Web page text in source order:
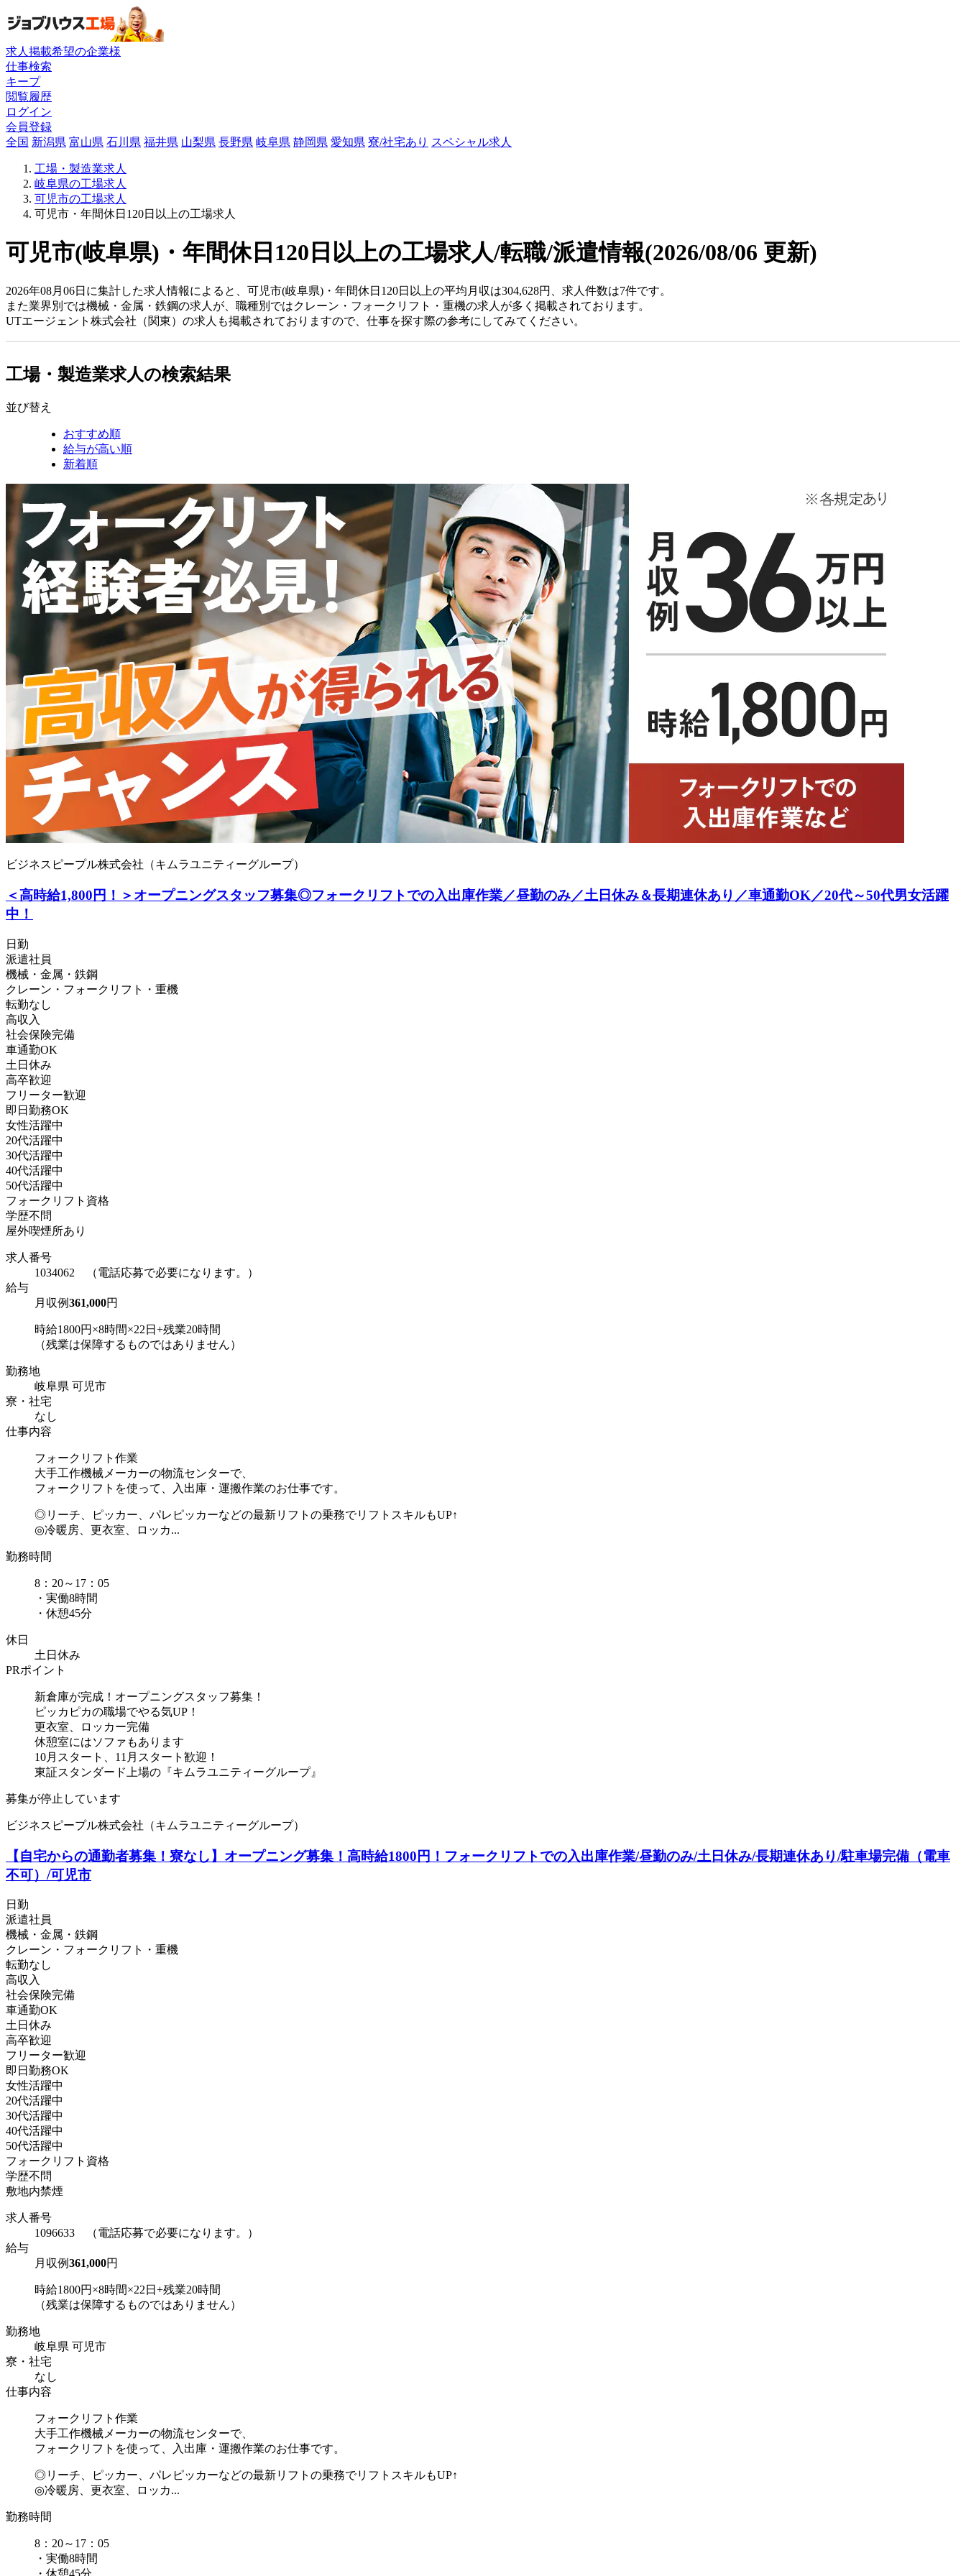
求人掲載希望の企業様
仕事検索
キープ
閲覧履歴
ログイン
会員登録
全国 新潟県 富山県 石川県 福井県 山梨県 長野県 岐阜県 静岡県 愛知県 寮/社宅あり スペシャル求人
工場・製造業求人
岐阜県の工場求人
可児市の工場求人
可児市・年間休日120日以上の工場求人
可児市(岐阜県)・年間休日120日以上の工場求人/転職/派遣情報(2026/08/06 更新)
2026年08月06日に集計した求人情報によると、可児市(岐阜県)・年間休日120日以上の平均月収は304,628円、求人件数は7件です。
また業界別では機械・金属・鉄鋼の求人が、職種別ではクレーン・フォークリフト・重機の求人が多く掲載されております。
UTエージェント株式会社（関東）の求人も掲載されておりますので、仕事を探す際の参考にしてみてください。
工場・製造業求人の検索結果
並び替え
おすすめ順
給与が高い順
新着順
ビジネスピープル株式会社（キムラユニティーグループ）
＜高時給1,800円！＞オープニングスタッフ募集◎フォークリフトでの入出庫作業／昼勤のみ／土日休み＆長期連休あり／車通勤OK／20代～50代男女活躍
中！
日勤
派遣社員
機械・金属・鉄鋼
クレーン・フォークリフト・重機
転勤なし
高収入
社会保険完備
車通勤OK
土日休み
高卒歓迎
フリーター歓迎
即日勤務OK
女性活躍中
20代活躍中
30代活躍中
40代活躍中
50代活躍中
フォークリフト資格
学歴不問
屋外喫煙所あり
求人番号
1034062 （電話応募で必要になります。）
給与
月収例361,000円
時給1800円×8時間×22日+残業20時間
（残業は保障するものではありません）
勤務地
岐阜県 可児市
寮・社宅
なし
仕事内容
フォークリフト作業
大手工作機械メーカーの物流センターで、
フォークリフトを使って、入出庫・運搬作業のお仕事です。
◎リーチ、ピッカー、パレピッカーなどの最新リフトの乗務でリフトスキルもUP↑
◎冷暖房、更衣室、ロッカ...
勤務時間
8：20～17：05
・実働8時間
・休憩45分
休日
土日休み
PRポイント
新倉庫が完成！オープニングスタッフ募集！
ピッカピカの職場でやる気UP！
更衣室、ロッカー完備
休憩室にはソファもあります
10月スタート、11月スタート歓迎！
東証スタンダード上場の『キムラユニティーグループ』
募集が停止しています
ビジネスピープル株式会社（キムラユニティーグループ）
【自宅からの通勤者募集！寮なし】オープニング募集！高時給1800円！フォークリフトでの入出庫作業/昼勤のみ/土日休み/長期連休あり/駐車場完備（電車
不可）/可児市
日勤
派遣社員
機械・金属・鉄鋼
クレーン・フォークリフト・重機
転勤なし
高収入
社会保険完備
車通勤OK
土日休み
高卒歓迎
フリーター歓迎
即日勤務OK
女性活躍中
20代活躍中
30代活躍中
40代活躍中
50代活躍中
フォークリフト資格
学歴不問
敷地内禁煙
求人番号
1096633 （電話応募で必要になります。）
給与
月収例361,000円
時給1800円×8時間×22日+残業20時間
（残業は保障するものではありません）
勤務地
岐阜県 可児市
寮・社宅
なし
仕事内容
フォークリフト作業
大手工作機械メーカーの物流センターで、
フォークリフトを使って、入出庫・運搬作業のお仕事です。
◎リーチ、ピッカー、パレピッカーなどの最新リフトの乗務でリフトスキルもUP↑
◎冷暖房、更衣室、ロッカ...
勤務時間
8：20～17：05
・実働8時間